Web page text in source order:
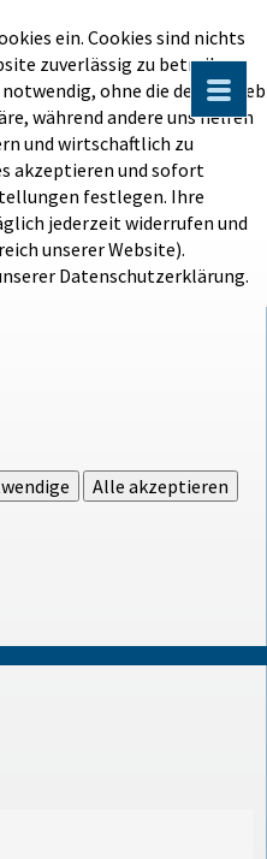
ein. Cookies sind nichts
zuverlässig zu betreiben.
ohne die der Betrieb
während andere uns helfen
und wirtschaftlich zu
akzeptieren und sofort
festlegen. Ihre
jederzeit widerrufen und
unserer Website).
Datenschutzerklärung.
Alle akzeptieren